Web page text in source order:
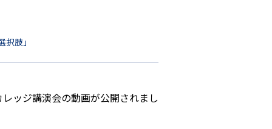
肢」
ッジ講演会の動画が公開されまし